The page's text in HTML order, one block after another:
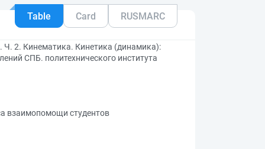
Table Card RUSMARC
Ч. 2. Кинематика. Кинетика (динамика):
СПБ. политехнического института
взаимопомощи студентов